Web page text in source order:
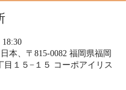
18:30
本、〒815-0082 福岡県福岡
目１５−１５ コーポアイリス